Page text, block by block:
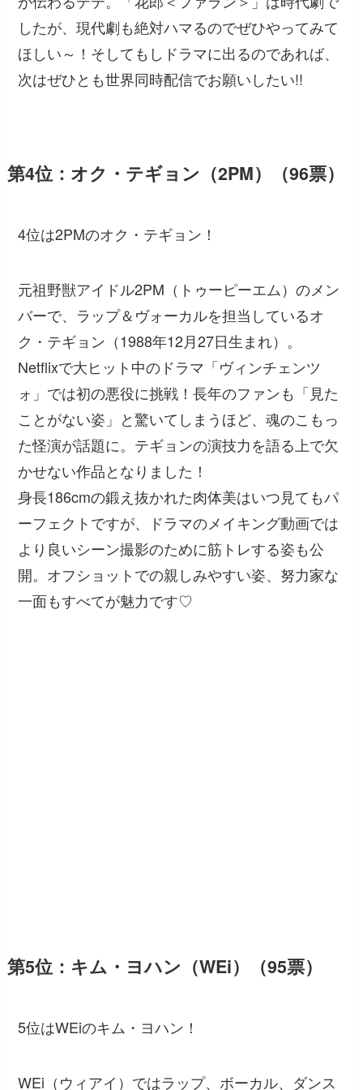
したが、現代劇も絶対ハマるのでぜひやってみて
ほしい～！そしてもしドラマに出るのであれば、
次はぜひとも世界同時配信でお願いしたい!!
第4位：オク・テギョン（2PM）（96票）
4位は2PMのオク・テギョン！
元祖野獣アイドル2PM（トゥーピーエム）のメン
バーで、ラップ＆ヴォーカルを担当しているオ
ク・テギョン（1988年12月27日生まれ）。
Netflixで大ヒット中のドラマ「ヴィンチェンツ
ォ」では初の悪役に挑戦！長年のファンも「見た
ことがない姿」と驚いてしまうほど、魂のこもっ
た怪演が話題に。テギョンの演技力を語る上で欠
かせない作品となりました！
身長186cmの鍛え抜かれた肉体美はいつ見てもパ
ーフェクトですが、ドラマのメイキング動画では
より良いシーン撮影のために筋トレする姿も公
開。オフショットでの親しみやすい姿、努力家な
一面もすべてが魅力です♡
第5位：キム・ヨハン（WEi）（95票）
5位はWEiのキム・ヨハン！
WEi（ウィアイ）ではラップ、ボーカル、ダンス